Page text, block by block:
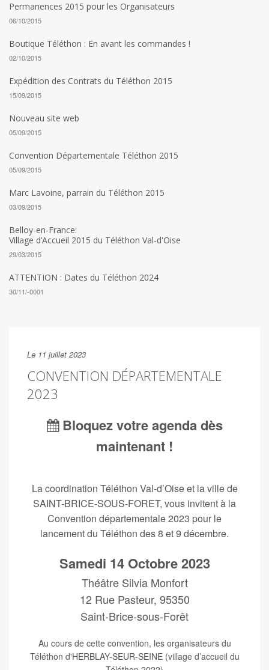
Permanences 2015 pour les Organisateurs
06/10/2015
Boutique Téléthon : En avant les commandes !
02/10/2015
Expédition des Contrats du Téléthon 2015
15/09/2015
Nouveau site web
05/09/2015
Convention Départementale Téléthon 2015
05/09/2015
Marc Lavoine, parrain du Téléthon 2015
03/09/2015
Belloy-en-France:
Village d’Accueil 2015 du Téléthon Val-d'Oise
29/03/2015
ATTENTION : Dates du Téléthon 2024
30/11/-0001
Le 11 juillet 2023
CONVENTION DÉPARTEMENTALE
2023
Bloquez votre agenda dès
maintenant !
La coordination Téléthon Val-d’Oise et la ville de
SAINT-BRICE-SOUS-FORET, vous invitent à la
Convention départementale 2023 pour le
lancement du Téléthon des 8 et 9 décembre.
Samedi 14 Octobre 2023
Théâtre Silvia Monfort
12 Rue Pasteur, 95350
Saint-Brice-sous-Forêt
Au cours de cette convention, les organisateurs du
Téléthon d'HERBLAY-SEUR-SEINE (village d’accueil du